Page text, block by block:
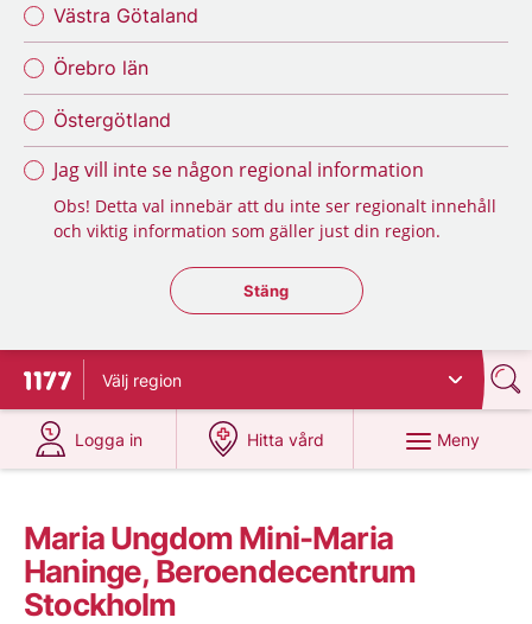
Västra Götaland
Örebro län
Östergötland
Jag vill inte se någon regional information
Obs! Detta val innebär att du inte ser regionalt innehåll
och viktig information som gäller just din region.
Stäng regionsväljaren
Stäng
Till startsidan för 1177
Välj region
Logga in
på 1177.se
Hitta vård
på 1177.se
Meny
Maria Ungdom Mini-Maria
Haninge, Beroendecentrum
Stockholm